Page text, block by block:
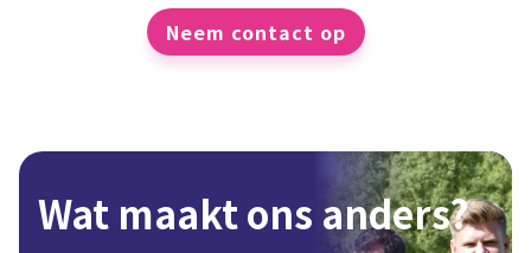
Neem contact op
Wat maakt ons anders?